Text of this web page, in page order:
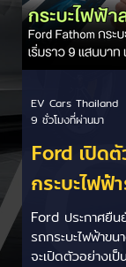
Ford เปิด
กระบะไฟฟ้
เริ่มไม่ถึง 1
เตรียมขา
Ford ประกาศยื
รถกระบะไฟฟ้าข
จะเปิดตัวอย่างเ
EV Cars Thailand
9 ชั่วโมงที่ผ่านมา